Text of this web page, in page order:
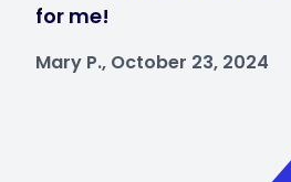
for me!
Mary P., October 23, 2024